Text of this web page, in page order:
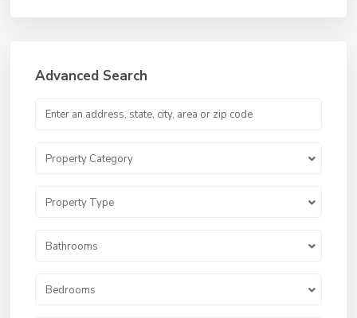
Advanced Search
Property Category
Property Type
Bathrooms
Bedrooms